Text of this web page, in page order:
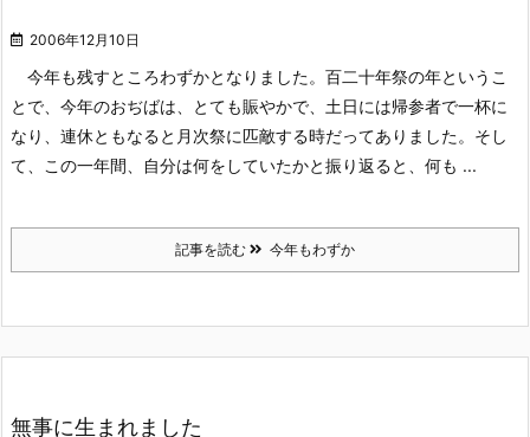
2006年12月10日
今年も残すところわずかとなりました。百二十年祭の年というこ
とで、今年のおぢばは、とても賑やかで、土日には帰参者で一杯に
なり、連休ともなると月次祭に匹敵する時だってありました。そし
て、この一年間、自分は何をしていたかと振り返ると、何も ...
記事を読む 今年もわずか
無事に生まれました